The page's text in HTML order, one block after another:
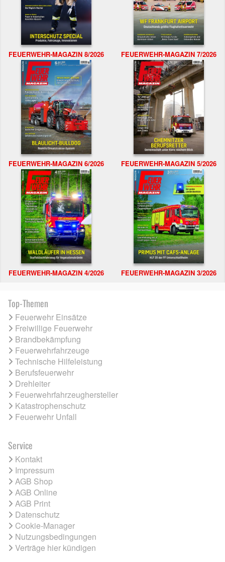
FEUERWEHR-MAGAZIN 8/2026 FEUERWEHR-MAGAZIN 7/2026
FEUERWEHR-MAGAZIN 6/2026 FEUERWEHR-MAGAZIN 5/2026
FEUERWEHR-MAGAZIN 4/2026 FEUERWEHR-MAGAZIN 3/2026
Top-Themen
Feuerwehr Einsätze
Freiwillige Feuerwehr
Brandbekämpfung
Feuerwehrfahrzeuge
Technische Hilfeleistung
Berufsfeuerwehr
Drehleiter
Feuerwehrfahrzeughersteller
Katastrophenschutz
Feuerwehr Unfall
Service
Kontakt
Impressum
AGB Shop
AGB Online
AGB Print
Datenschutz
Cookie-Manager
Nutzungsbedingungen
Verträge hier kündigen